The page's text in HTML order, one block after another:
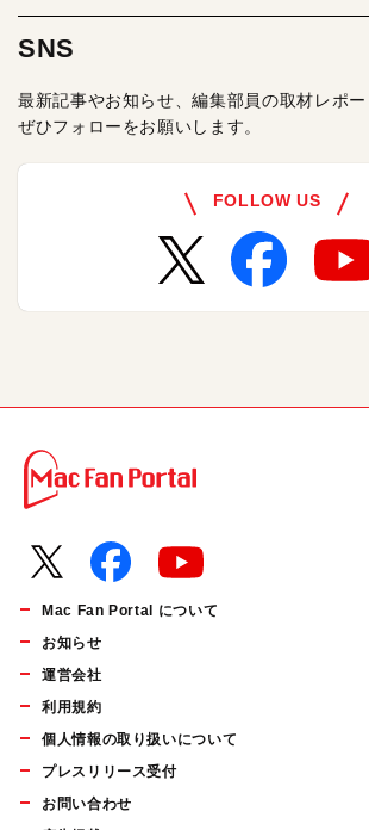
SNS
最新記事やお知らせ、編集部員の取材レポー
ぜひフォローをお願いします。
FOLLOW US
Mac Fan Portal について
お知らせ
運営会社
利用規約
個人情報の取り扱いについて
プレスリリース受付
お問い合わせ